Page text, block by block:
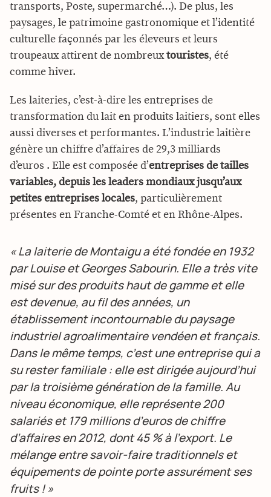
transports, Poste, supermarché…). De plus, les
paysages, le patrimoine gastronomique et l’identité
culturelle façonnés par les éleveurs et leurs
troupeaux attirent de nombreuxtouristes, été
comme hiver.
Les laiteries, c’est-à-dire les entreprises de
transformation du lait en produits laitiers, sont elles
aussi diverses et performantes. L’industrie laitière
génère un chiffre d’affaires de 29,3 milliards
d’euros . Elle est composée d’entreprises de tailles
variables, depuis les leaders mondiaux jusqu’aux
petites entreprises locales, particulièrement
présentes en Franche-Comté et en Rhône-Alpes.
« La laiterie de Montaigu a été fondée en 1932
par Louise et Georges Sabourin. Elle a très vite
misé sur des produits haut de gamme et elle
est devenue, au fil des années, un
établissement incontournable du paysage
industriel agroalimentaire vendéen et français.
Dans le même temps, c’est une entreprise qui a
su rester familiale : elle est dirigée aujourd’hui
par la troisième génération de la famille. Au
niveau économique, elle représente 200
salariés et 179 millions d’euros de chiffre
d’affaires en 2012, dont 45 % à l’export. Le
mélange entre savoir-faire traditionnels et
équipements de pointe porte assurément ses
fruits ! »